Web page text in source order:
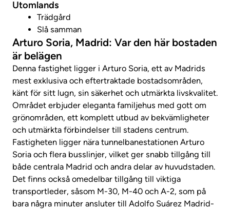
Utomlands
Trädgård
Slå samman
Arturo Soria, Madrid: Var den här bostaden
är belägen
Denna fastighet ligger i Arturo Soria, ett av Madrids
mest exklusiva och eftertraktade bostadsområden,
känt för sitt lugn, sin säkerhet och utmärkta livskvalitet.
Området erbjuder eleganta familjehus med gott om
grönområden, ett komplett utbud av bekvämligheter
och utmärkta förbindelser till stadens centrum.
Fastigheten ligger nära tunnelbanestationen Arturo
Soria och flera busslinjer, vilket ger snabb tillgång till
både centrala Madrid och andra delar av huvudstaden.
Det finns också omedelbar tillgång till viktiga
transportleder, såsom M-30, M-40 och A-2, som på
bara några minuter ansluter till Adolfo Suárez Madrid-